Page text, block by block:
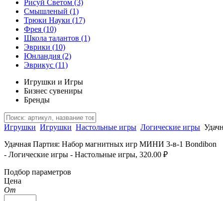
Рисуй Светом (3)
Смышленый (1)
Трюки Науки (17)
Фрея (10)
Школа талантов (1)
Эврики (10)
Юнландия (2)
Эврикус (11)
Игрушки и Игры
Бизнес сувениры
Бренды
Игрушки Игрушки Настольные игры Логические игры
Удачная Партия: Набор магнитных игр МИНИ 3-в-1 Bondibon
- Логические игры - Настольные игры, 320.00 ₽
Подбор параметров
Цена
От